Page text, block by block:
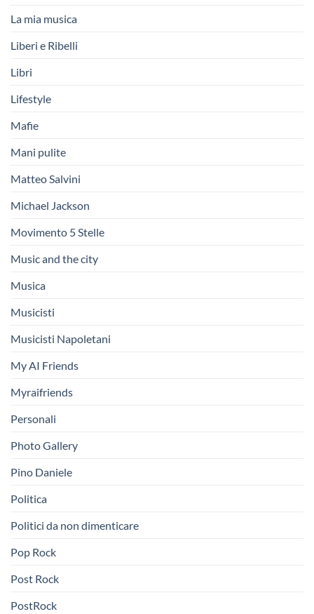
La mia musica
Liberi e Ribelli
Libri
Lifestyle
Mafie
Mani pulite
Matteo Salvini
Michael Jackson
Movimento 5 Stelle
Music and the city
Musica
Musicisti
Musicisti Napoletani
My AI Friends
Myraifriends
Personali
Photo Gallery
Pino Daniele
Politica
Politici da non dimenticare
Pop Rock
Post Rock
PostRock